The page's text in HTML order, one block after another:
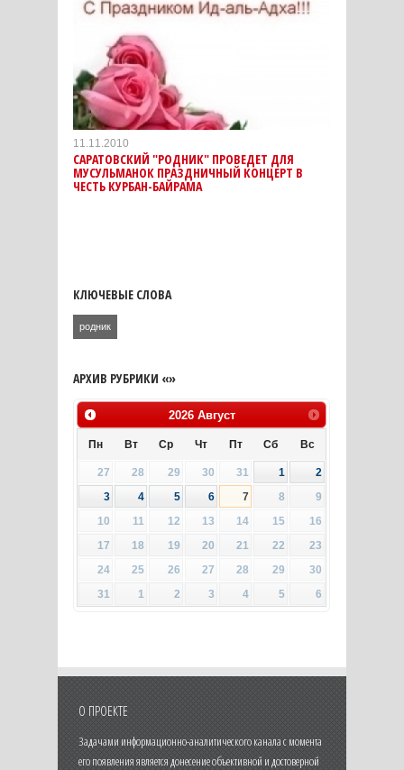
11.11.2010
САРАТОВСКИЙ "РОДНИК" ПРОВЕДЕТ ДЛЯ
МУСУЛЬМАНОК ПРАЗДНИЧНЫЙ КОНЦЕРТ В
ЧЕСТЬ КУРБАН-БАЙРАМА
КЛЮЧЕВЫЕ СЛОВА
родник
АРХИВ РУБРИКИ «»
2026 Август
Пн Вт Ср Чт Пт Сб Вс
27 28 29 30 31 1
2
3
4 5 6 7 8
9
10
11 12 13 14 15
16
17
18 19 20 21 22
23
24
25 26 27 28 29
30
31
1 2 3 4 5 6
О ПРОЕКТЕ
Задачами информационно-аналитического канала с момента
его появления является донесение объективной и достоверной